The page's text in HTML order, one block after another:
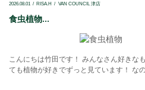
2026.08.01 RISA.H VAN COUNCIL 津店
食虫植物...
こんにちは竹田です！ みんなさん好きな
ても植物が好きでずっと見ています！ な